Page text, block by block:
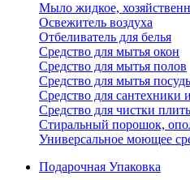
Мыло жидкое,
Освежитель воздуха
Отбеливатель для белья
Средство для мытья окон
Средство для мытья полов
Средство для мытья
Средство для сантехники
Средство для чистки
Стиральный порошок,
Универсальное моющее
Подарочная Упаковка